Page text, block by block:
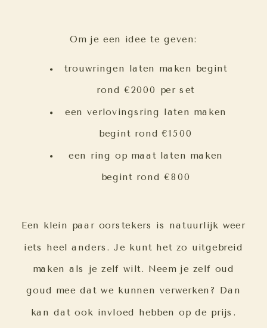
Een klein paar oorstekers is natuurlijk weer
iets heel anders. Je kunt het zo uitgebreid
maken als je zelf wilt. Neem je zelf oud
goud mee dat we kunnen verwerken? Dan
kan dat ook invloed hebben op de prijs.
trouwringen laten maken begint
rond €2000 per set
een verlovingsring laten maken
begint rond €1500
een ring op maat laten maken
begint rond €800
Om je een idee te geven: